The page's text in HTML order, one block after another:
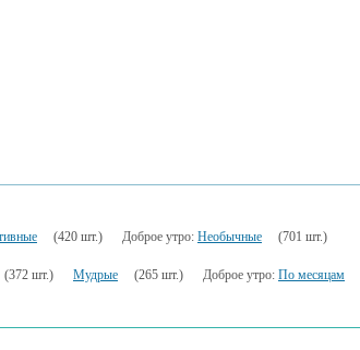
(420 шт.) Доброе утро: Необычные (701 шт.)
(372 шт.) Мудрые (265 шт.) Доброе утро: По месяцам